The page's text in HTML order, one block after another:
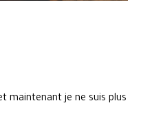
maintenant je ne suis plus